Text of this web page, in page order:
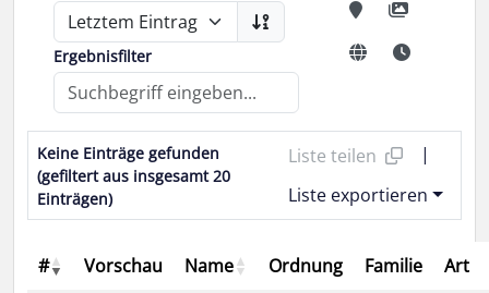
Ergebnisfilter
Keine Einträge gefunden
(gefiltert aus insgesamt 20
Einträgen)
Liste teilen
|
Liste exportieren
# Vorschau Name Ordnung Familie Art